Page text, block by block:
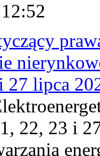
27 lipca
22, 23 i